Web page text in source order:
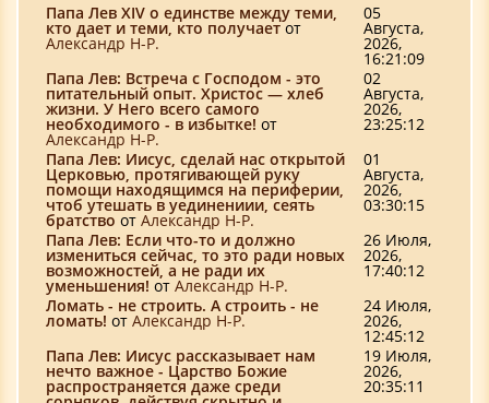
Папа Лев XIV о единстве между теми,
кто дает и теми, кто получаетот
Александр Н-Р.
05
Августа,
2026,
16:21:09
Папа Лев: Встреча с Господом - это
питательный опыт. Христос — хлеб
жизни. У Него всего самого
необходимого - в избытке! от
Александр Н-Р.
02
Августа,
2026,
23:25:12
Папа Лев: Иисус, сделай нас открытой
Церковью, протягивающей руку
помощи находящимся на периферии,
чтоб утешать в уединениии, сеять
братство от Александр Н-Р.
01
Августа,
2026,
03:30:15
Папа Лев: Если что-то и должно
измениться сейчас, то это ради новых
возможностей, а не ради их
уменьшения! от Александр Н-Р.
26 Июля,
2026,
17:40:12
Ломать - не строить. А строить - не
ломать! от Александр Н-Р.
24 Июля,
2026,
12:45:12
Папа Лев: Иисус рассказывает нам
нечто важное - Царство Божие
распространяется даже среди
19 Июля,
2026,
20:35:11